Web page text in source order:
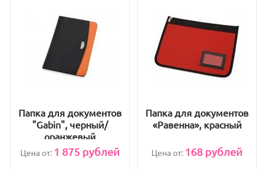
Папка для документов
"Gabin", черный/
оранжевый
Цена от: 1 875рублей
Папка для документов
«Равенна», красный
Цена от: 168 рублей